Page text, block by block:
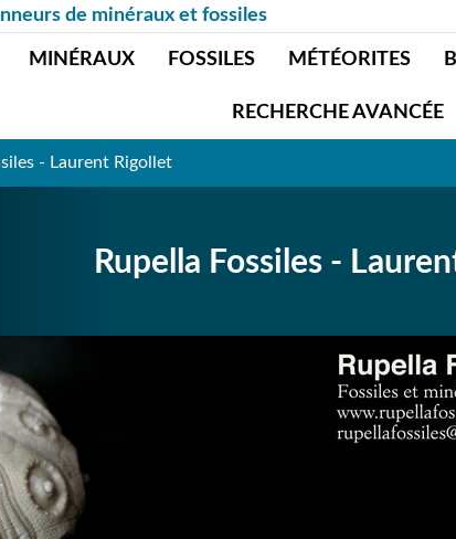
de minéraux et fossiles
MINÉRAUX FOSSILES MÉTÉORITES
RECHERCHE AVANCÉE
- Laurent Rigollet
Rupella Fossiles -